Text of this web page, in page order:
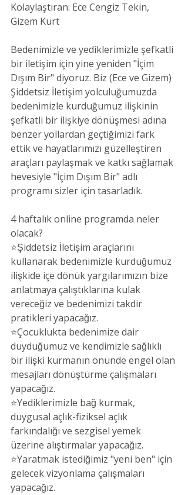
Kolaylaştıran: Ece Cengiz Tekin,
Gizem Kurt
Bedenimizle ve yediklerimizle şefkatli
bir iletişim için yine yeniden "İçim
Dışım Bir" diyoruz. Biz (Ece ve Gizem)
Şiddetsiz İletişim yolculuğumuzda
bedenimizle kurduğumuz ilişkinin
şefkatli bir ilişkiye dönüşmesi adına
benzer yollardan geçtiğimizi fark
ettik ve hayatlarımızı güzelleştiren
araçları paylaşmak ve katkı sağlamak
hevesiyle "İçim Dışım Bir" adlı
programı sizler için tasarladık.
4 haftalık online programda neler
olacak?
⭐️Şiddetsiz İletişim araçlarını
kullanarak bedenimizle kurduğumuz
ilişkide içe dönük yargılarımızın bize
anlatmaya çalıştıklarına kulak
vereceğiz ve bedenimizi takdir
pratikleri yapacağız.
⭐️Çocuklukta bedenimize dair
duyduğumuz ve kendimizle sağlıklı
bir ilişki kurmanın önünde engel olan
mesajları dönüştürme çalışmaları
yapacağız.
⭐️Yediklerimizle bağ kurmak,
duygusal açlık-fiziksel açlık
farkındalığı ve sezgisel yemek
üzerine alıştırmalar yapacağız.
⭐️Yaratmak istediğimiz "yeni ben" için
gelecek vizyonlama çalışmaları
yapacağız.